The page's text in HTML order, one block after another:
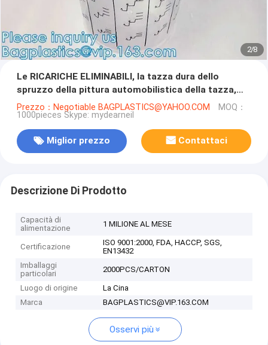
2/8
Le RICARICHE ELIMINABILI, la tazza dura dello
spruzzo della pittura automobilistica della tazza,
tazze della pistola, dipingono le tazze
mescolantesi, SISTEMA della TAZZA dello SPRUZZO
Prezzo：Negotiable BAGPLASTICS@YAHOO.COM MOQ：
1000pieces Skype: mydearneil
Miglior prezzo Contattaci
Descrizione Di Prodotto
Capacità di
alimentazione
1 MILIONE AL MESE
Certificazione
ISO 9001:2000, FDA, HACCP, SGS,
EN13432
Imballaggi
particolari
2000PCS/CARTON
Luogo di origine
La Cina
Marca
BAGPLASTICS@VIP.163.COM
Osservi più